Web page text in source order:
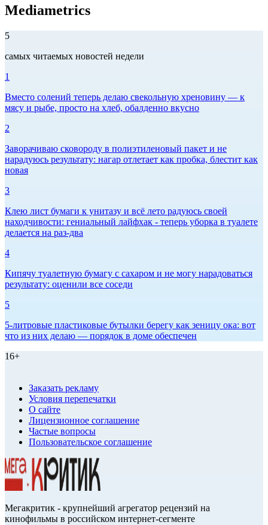
Mediametrics
5
самых читаемых новостей недели
1
Вместо солений теперь делаю свекольную хреновину — к
мясу и рыбе, просто на хлеб, обалденно вкусно
2
Заворачиваю сковороду в полиэтиленовый пакет и не
нарадуюсь результату: нагар отлетает как пробка, блестит как
новая
3
Клею лист бумаги к унитазу и всё лето радуюсь своей
находчивости: гениальный лайфхак - теперь уборка в туалете
делается на раз-два
4
Кипячу туалетную бумагу с сахаром и не могу нарадоваться
результату: оценили все соседи
5
5-литровые пластиковые бутылки берегу как зеницу ока: вот
что из них делаю — порядок в доме обеспечен
16+
Заказать рекламу
Условия перепечатки
О сайте
Лицензионное соглашение
Частые вопросы
Пользовательское соглашение
Мегакритик - крупнейший агрегатор рецензий на
кинофильмы в российском интернет-сегменте